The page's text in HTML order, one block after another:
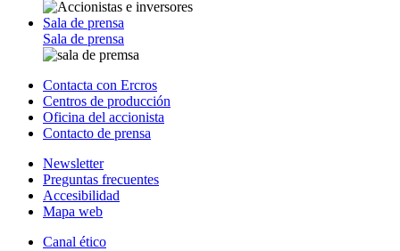
Sala de prensa
Sala de prensa
Contacta con Ercros
Centros de producción
Oficina del accionista
Contacto de prensa
Newsletter
Preguntas frecuentes
Accesibilidad
Mapa web
Canal ético